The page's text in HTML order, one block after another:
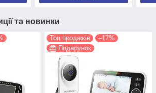
та новинки
Топ продажів
–17%
Подарунок